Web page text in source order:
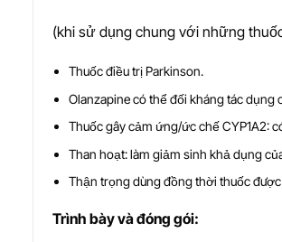
(khi sử dụng chung với những
Thuốc điều trị Parkinson.
Olanzapine có thể đối kháng tác dụng
Thuốc gây cảm ứng/ức chế CYP1A2:
Than hoạt: làm giảm sinh khả dụng
Thận trọng dùng đồng thời thuốc
Trình bày và đóng gói: